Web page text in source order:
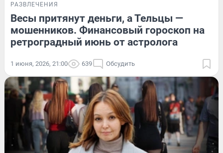
РАЗВЛЕЧЕНИЯ
Весы притянут деньги, а Тельцы —
мошенников. Финансовый гороскоп на
ретроградный июнь от астролога
1 июня, 2026, 21:00 639 Обсудить